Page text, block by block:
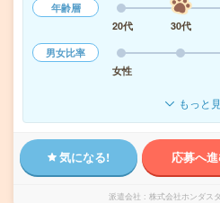
年齢層
20代
30代
男女比率
女性
もっと
気になる! 応募へ
派遣会社 株式会社ホンダス